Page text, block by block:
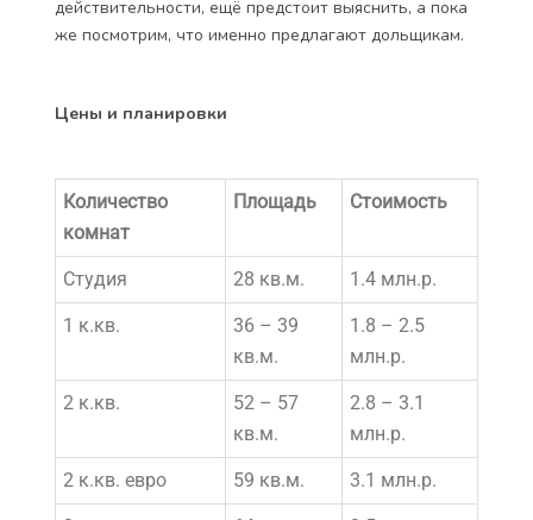
действительности, ещё предстоит выяснить, а пока
же посмотрим, что именно предлагают дольщикам.
Цены и планировки
Количество
комнат
Площадь Стоимость
Студия 28 кв.м. 1.4 млн.р.
1 к.кв.
36 – 39
кв.м.
1.8 – 2.5
млн.р.
2 к.кв.
52 – 57
кв.м.
2.8 – 3.1
млн.р.
2 к.кв. евро 59 кв.м. 3.1 млн.р.